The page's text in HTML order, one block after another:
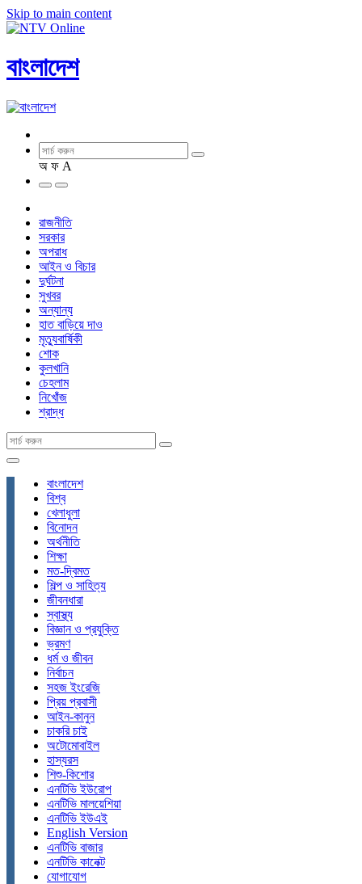
Skip to main content
বাংলাদেশ
অ ফ A
রাজনীতি
সরকার
অপরাধ
আইন ও বিচার
দুর্ঘটনা
সুখবর
অন্যান্য
হাত বাড়িয়ে দাও
মৃত্যুবার্ষিকী
শোক
কুলখানি
চেহলাম
নিখোঁজ
শ্রাদ্ধ
বাংলাদেশ
বিশ্ব
খেলাধুলা
বিনোদন
অর্থনীতি
শিক্ষা
মত-দ্বিমত
শিল্প ও সাহিত্য
জীবনধারা
স্বাস্থ্য
বিজ্ঞান ও প্রযুক্তি
ভ্রমণ
ধর্ম ও জীবন
নির্বাচন
সহজ ইংরেজি
প্রিয় প্রবাসী
আইন-কানুন
চাকরি চাই
অটোমোবাইল
হাস্যরস
শিশু-কিশোর
এনটিভি ইউরোপ
এনটিভি মালয়েশিয়া
এনটিভি ইউএই
English Version
এনটিভি বাজার
এনটিভি কানেক্ট
যোগাযোগ